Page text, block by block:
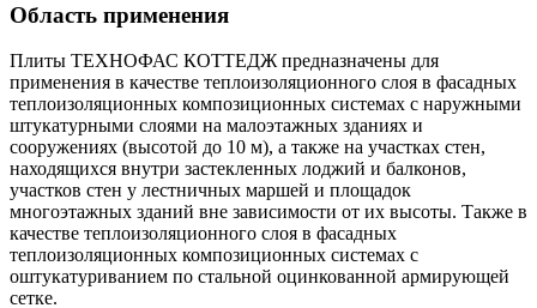
Область применения
Плиты ТЕХНОФАС КОТТЕДЖ предназначены для
применения в качестве теплоизоляционного слоя в фасадных
теплоизоляционных композиционных системах с наружными
штукатурными слоями на малоэтажных зданиях и
сооружениях (высотой до 10 м), а также на участках стен,
находящихся внутри застекленных лоджий и балконов,
участков стен у лестничных маршей и площадок
многоэтажных зданий вне зависимости от их высоты. Также в
качестве теплоизоляционного слоя в фасадных
теплоизоляционных композиционных системах с
оштукатуриванием по стальной оцинкованной армирующей
сетке.